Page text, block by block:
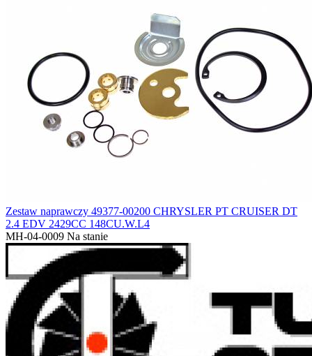
Zestaw naprawczy 49377-00200 CHRYSLER PT CRUISER DT
2.4 EDV 2429CC 148CU.W.L4
MH-04-0009 Na stanie